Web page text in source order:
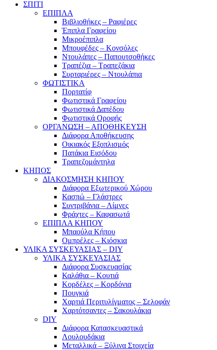
ΣΠΙΤΙ
ΕΠΙΠΛΑ
Βιβλιοθήκες – Ραφιέρες
Έπιπλα Γραφείου
Μικροέπιπλα
Μπουφέδες – Κονσόλες
Ντουλάπες – Παπουτσοθήκες
Τραπέζια – Τραπεζάκια
Συρταριέρες – Ντουλάπια
ΦΩΤΙΣΤΙΚΑ
Πορτατίφ
Φωτιστικά Γραφείου
Φωτιστικά Δαπέδου
Φωτιστικά Οροφής
ΟΡΓΑΝΩΣΗ – ΑΠΟΘΗΚΕΥΣΗ
Διάφορα Αποθήκευσης
Οικιακός Εξοπλισμός
Πατάκια Εισόδου
Τραπεζομάντηλα
ΚΗΠΟΣ
ΔΙΑΚΟΣΜΗΣΗ ΚΗΠΟΥ
Διάφορα Εξωτερικού Χώρου
Κασπώ – Γλάστρες
Συντριβάνια – Λίμνες
Φράχτες – Καφασωτά
ΕΠΙΠΛΑ ΚΗΠΟΥ
Μπαούλα Κήπου
Ομπρέλες – Κιόσκια
ΥΛΙΚΑ ΣΥΣΚΕΥΑΣΙΑΣ – DIY
ΥΛΙΚΑ ΣΥΣΚΕΥΑΣΙΑΣ
Διάφορα Συσκευασίας
Καλάθια – Κουτιά
Κορδέλες – Κορδόνια
Πουγκιά
Χαρτιά Περιτυλίγματος – Σελοφάν
Χαρτότσαντες – Σακουλάκια
DIY
Διάφορα Κατασκευαστικά
Λουλουδάκια
Μεταλλικά – Ξύλινα Στοιχεία